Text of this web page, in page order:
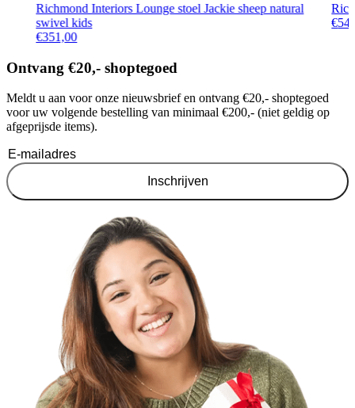
Richmond Interiors Lounge stoel Jackie sheep natural
swivel kids
€351,00
€
Ontvang €20,- shoptegoed
Meldt u aan voor onze nieuwsbrief en ontvang €20,- shoptegoed
voor uw volgende bestelling van minimaal €200,- (niet geldig op
afgeprijsde items).
Inschrijven